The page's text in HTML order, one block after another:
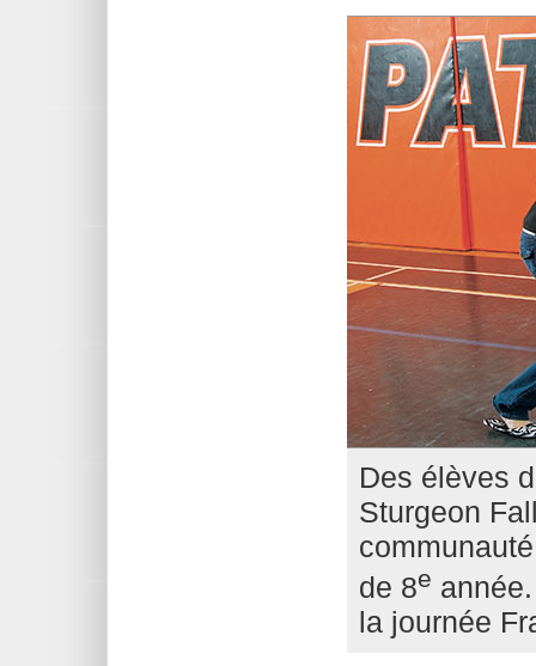
Des élèves
Sturgeon
de 8e
la journée